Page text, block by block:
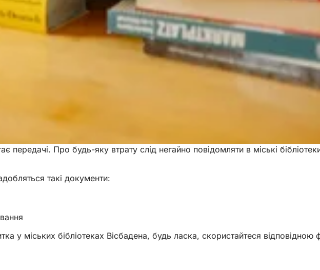
передачі. Про будь-яку втрату слід негайно повідомляти в міські
такі документи:
у міських бібліотеках Вісбадена, будь ласка, скористайтеся